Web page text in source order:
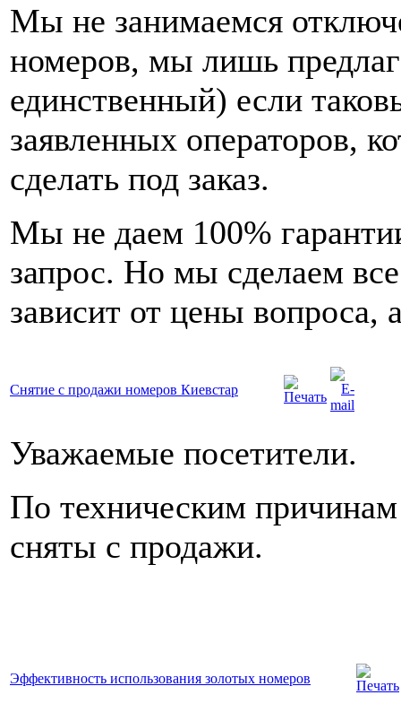
Мы не занимаемся
номеров, мы лишь
единственный) если
заявленных операторов,
сделать под заказ.
Мы не даем 100%
запрос. Но мы сделаем
зависит от цены вопроса,
Снятие с продажи номеров Киевстар
Уважаемые посетители.
По техническим
сняты с продажи.
Эффективность использования золотых номеров